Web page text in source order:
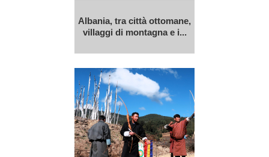
Albania, tra città ottomane,
villaggi di montagna e i...